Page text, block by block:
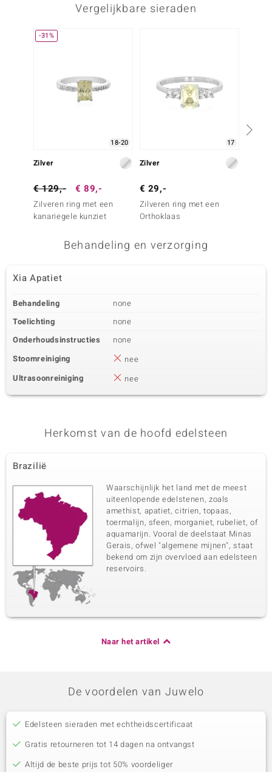
Vergelijkbare sieraden
-31%
18-20
Zilver
€ 129,- € 89,-
Zilveren ring met een
kanariegele kunziet
17
Zilver
€ 29,-
Zilveren ring met een
Orthoklaas
Behandeling en verzorging
Xia Apatiet
Behandeling
none
Toelichting
none
Onderhoudsinstructies
none
Stoomreiniging
nee
Ultrasoonreiniging
nee
Herkomst van de hoofd edelsteen
Brazilië
Waarschijnlijk het land met de meest
uiteenlopende edelstenen, zoals
amethist, apatiet, citrien, topaas,
toermalijn, sfeen, morganiet, rubeliet, of
aquamarijn. Vooral de deelstaat Minas
Gerais, ofwel "algemene mijnen", staat
bekend om zijn overvloed aan edelsteen
reservoirs.
Naar het artikel
De voordelen van Juwelo
Edelsteen sieraden met echtheidscertificaat
Gratis retourneren tot 14 dagen na ontvangst
Altijd de beste prijs tot 50% voordeliger